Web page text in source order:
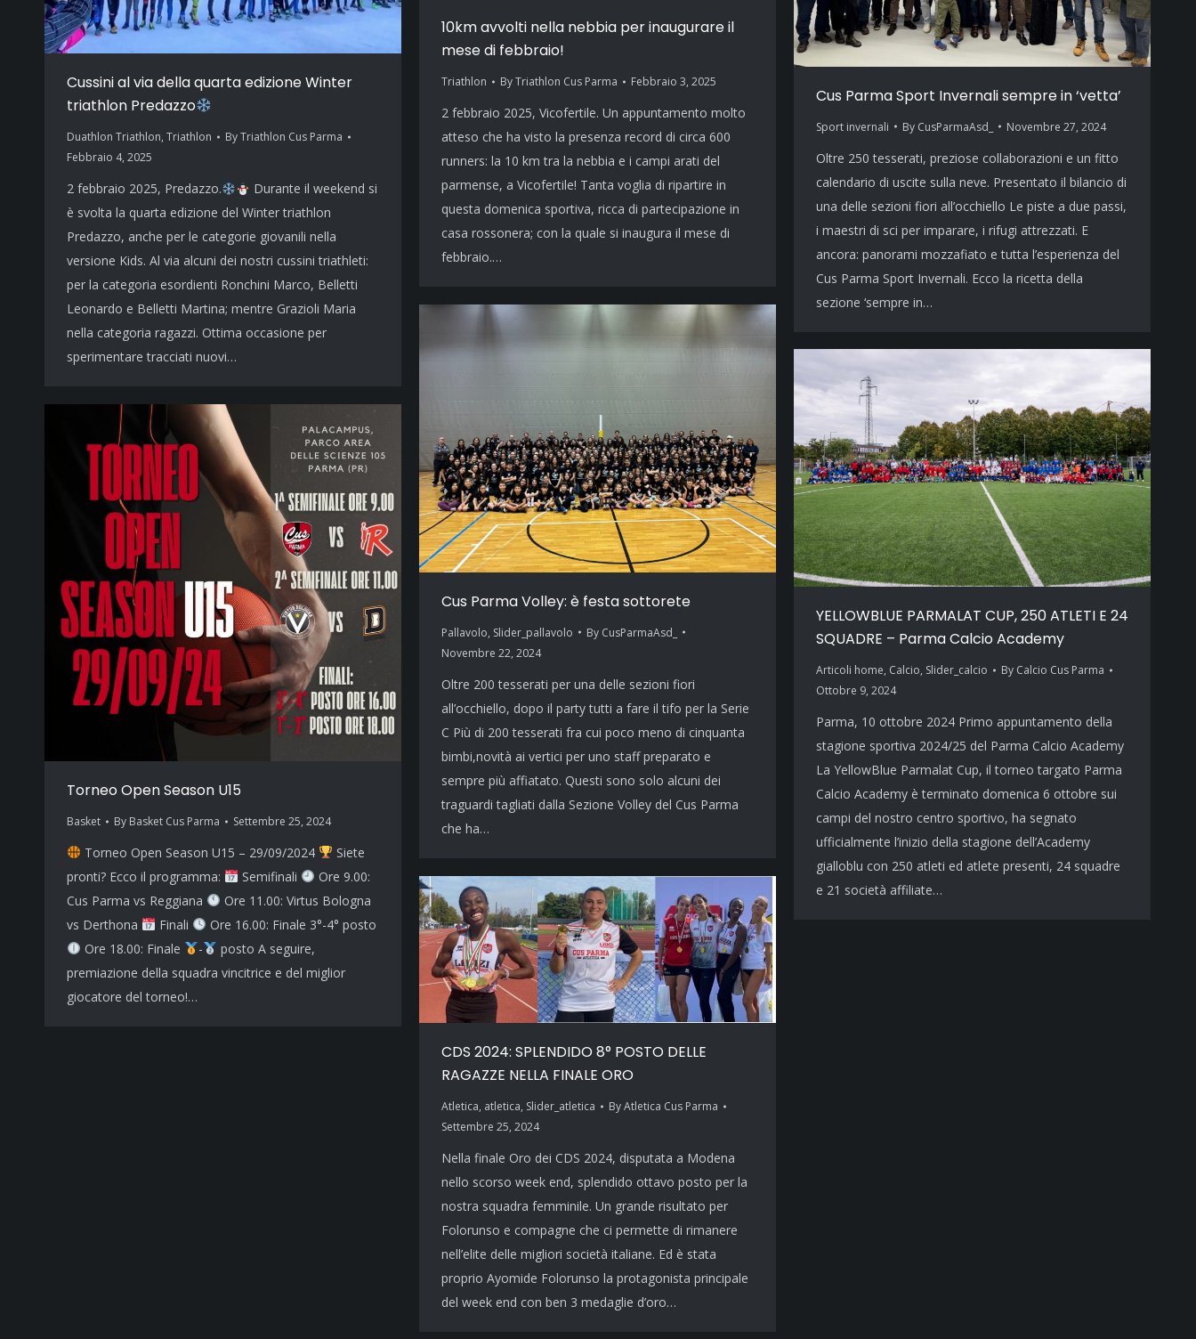
Cussini al via della quarta edizione Winter
triathlon Predazzo
Duathlon Triathlon, Triathlon ByTriathlon Cus Parma
Febbraio 4, 2025
2 febbraio 2025, Predazzo.
Durante il weekend si
è svolta la quarta edizione del Winter triathlon
Predazzo, anche per le categorie giovanili nella
versione Kids. Al via alcuni dei nostri cussini triathleti:
per la categoria esordienti Ronchini Marco, Belletti
Leonardo e Belletti Martina; mentre Grazioli Maria
nella categoria ragazzi. Ottima occasione per
sperimentare tracciati nuovi…
10km avvolti nella nebbia per inaugurare il
mese di febbraio!
Triathlon ByTriathlon Cus Parma Febbraio 3, 2025
2 febbraio 2025, Vicofertile. Un appuntamento molto
atteso che ha visto la presenza record di circa 600
runners: la 10 km tra la nebbia e i campi arati del
parmense, a Vicofertile! Tanta voglia di ripartire in
questa domenica sportiva, ricca di partecipazione in
casa rossonera; con la quale si inaugura il mese di
febbraio.…
Cus Parma Sport Invernali sempre in ‘vetta’
Sport invernali By CusParmaAsd_ Novembre 27, 2024
Oltre 250 tesserati, preziose collaborazioni e un fitto
calendario di uscite sulla neve. Presentato il bilancio di
una delle sezioni fiori all’occhiello Le piste a due passi,
i maestri di sci per imparare, i rifugi attrezzati. E
ancora: panorami mozzafiato e tutta l’esperienza del
Cus Parma Sport Invernali. Ecco la ricetta della
sezione ‘sempre in…
Cus Parma Volley: è festa sottorete
Pallavolo, Slider_pallavolo By CusParmaAsd_
Novembre 22, 2024
Oltre 200 tesserati per una delle sezioni fiori
all’occhiello, dopo il party tutti a fare il tifo per la Serie
C Più di 200 tesserati fra cui poco meno di cinquanta
bimbi,novità ai vertici per uno staff preparato e
sempre più affiatato. Questi sono solo alcuni dei
traguardi tagliati dalla Sezione Volley del Cus Parma
che ha…
YELLOWBLUE PARMALAT CUP, 250 ATLETI E 24
SQUADRE – Parma Calcio Academy
Articoli home, Calcio, Slider_calcio By Calcio Cus Parma
Ottobre 9, 2024
Parma, 10 ottobre 2024 Primo appuntamento della
stagione sportiva 2024/25 del Parma Calcio Academy
La YellowBlue Parmalat Cup, il torneo targato Parma
Calcio Academy è terminato domenica 6 ottobre sui
campi del nostro centro sportivo, ha segnato
ufficialmente l’inizio della stagione dell’Academy
gialloblu con 250 atleti ed atlete presenti, 24 squadre
e 21 società affiliate…
Torneo Open Season U15
Basket By Basket Cus Parma Settembre 25, 2024
Torneo Open Season U15 – 29/09/2024
Siete
pronti? Ecco il programma:
Semifinali
Ore 9.00:
Cus Parma vs Reggiana
Ore 11.00: Virtus Bologna
vs Derthona
Finali
Ore 16.00: Finale 3°-4° posto
Ore 18.00: Finale
-
posto A seguire,
premiazione della squadra vincitrice e del miglior
giocatore del torneo!…
CDS 2024: SPLENDIDO 8° POSTO DELLE
RAGAZZE NELLA FINALE ORO
Atletica, atletica, Slider_atletica ByAtletica Cus Parma
Settembre 25, 2024
Nella finale Oro dei CDS 2024, disputata a Modena
nello scorso week end, splendido ottavo posto per la
nostra squadra femminile. Un grande risultato per
Folorunso e compagne che ci permette di rimanere
nell’elite delle migliori società italiane. Ed è stata
proprio Ayomide Folorunso la protagonista principale
del week end con ben 3 medaglie d’oro…